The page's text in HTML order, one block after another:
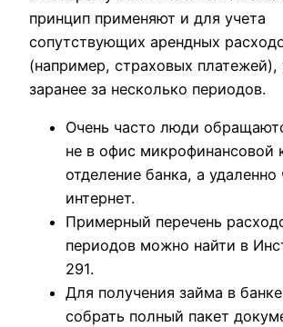
принцип применяют и для учета
сопутствующих арендных
(например, страховых платежей),
заранее за несколько периодов.
Очень часто люди
не в офис микрофинансовой
отделение банка, а удаленно
интернет.
Примерный перечень
периодов можно найти в
291.
Для получения займа в
собрать полный пакет